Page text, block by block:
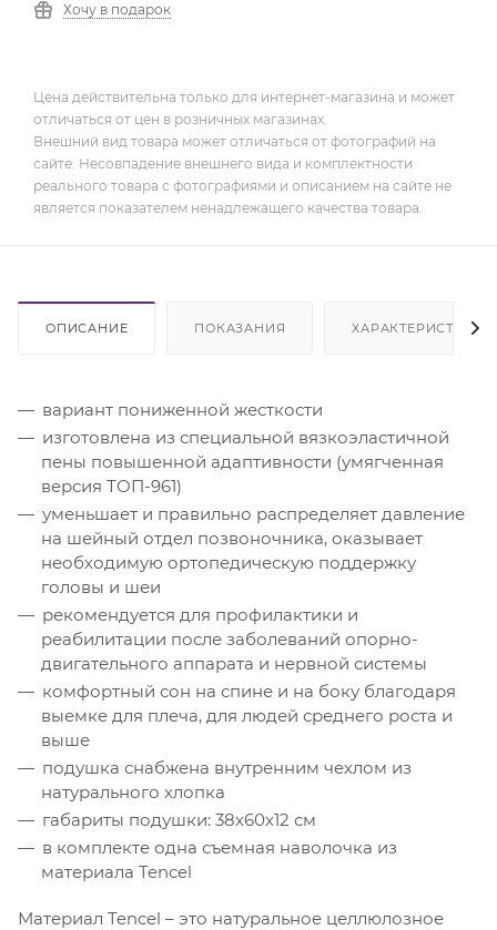
Хочу в подарок
Цена действительна только для интернет-магазина и может
отличаться от цен в розничных магазинах.
Внешний вид товара может отличаться от фотографий на
сайте. Несовпадение внешнего вида и комплектности
реального товара с фотографиями и описанием на сайте не
является показателем ненадлежащего качества товара.
ОПИСАНИЕ ПОКАЗАНИЯ ХАРАКТЕРИСТИКИ
вариант пониженной жесткости
изготовлена из специальной вязкоэластичной
пены повышенной адаптивности (умягченная
версия ТОП-961)
уменьшает и правильно распределяет давление
на шейный отдел позвоночника, оказывает
необходимую ортопедическую поддержку
головы и шеи
рекомендуется для профилактики и
реабилитации после заболеваний опорно-
двигательного аппарата и нервной системы
комфортный сон на спине и на боку благодаря
выемке для плеча, для людей среднего роста и
выше
подушка снабжена внутренним чехлом из
натурального хлопка
габариты подушки: 38х60х12 см
в комплекте одна съемная наволочка из
материала Tencel
Материал Tencel – это натуральное целлюлозное